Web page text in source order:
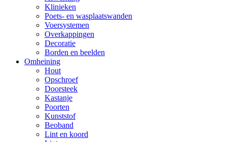
Klinieken
Poets- en wasplaatswanden
Voersystemen
Overkappingen
Decoratie
Borden en beelden
Omheining
Hout
Opschroef
Doorsteek
Kastanje
Poorten
Kunststof
Beoband
Lint en koord